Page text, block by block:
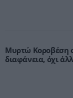
Μυρτώ Κοροβέση
διαφάνεια, όχι